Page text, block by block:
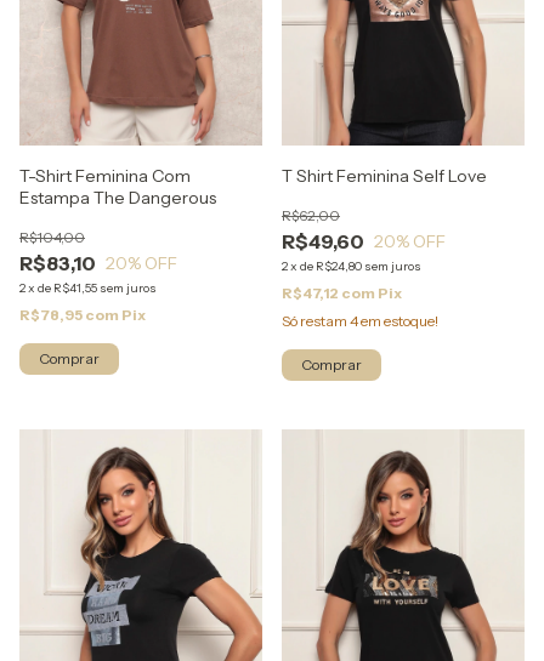
T-Shirt Feminina Com
Estampa The Dangerous
R$83,10
R$104,00
20% OFF
2x de R$41,55 sem juros
R$78,95 com Pix
Comprar
T Shirt Feminina Self Love
R$49,60
R$62,00
20% OFF
2x de R$24,80 sem juros
R$47,12 com Pix
Só restam 4em estoque!
Comprar